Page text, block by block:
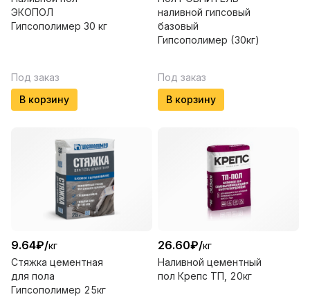
ЭКОПОЛ
Гипсополимер 30 кг
Под заказ
В корзину
наливной гипсовый
базовый
Гипсополимер (30кг)
Под заказ
В корзину
9.64₽/кг
Стяжка цементная
для пола
Гипсополимер 25кг
26.60₽/кг
Наливной цементный
пол Крепс ТП, 20кг